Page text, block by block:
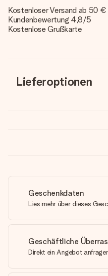
Kostenloser Versand ab 50 €
Kundenbewertung 4,8/5
Kostenlose Grußkarte
Lieferoptionen
Geschenkdaten
Lies mehr über dieses
Geschäftliche
Direkt ein Angebot